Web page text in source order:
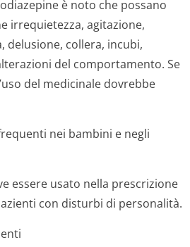
è noto che possano
irrequietezza, agitazione,
delusione, collera, incubi,
del comportamento. Se
del medicinale dovrebbe
nei bambini e negli
essere usato nella prescrizione
con disturbi di personalità.